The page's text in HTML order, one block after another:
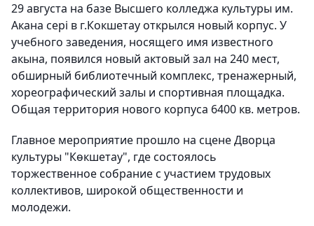
29 августа на базе Высшего колледжа культуры им.
Акана сері в г.Кокшетау открылся новый корпус. У
учебного заведения, носящего имя известного
акына, появился новый актовый зал на 240 мест,
обширный библиотечный комплекс, тренажерный,
хореографический залы и спортивная площадка.
Общая территория нового корпуса 6400 кв. метров.
Главное мероприятие прошло на сцене Дворца
культуры "Көкшетау", где состоялось
торжественное собрание с участием трудовых
коллективов, широкой общественности и
молодежи.